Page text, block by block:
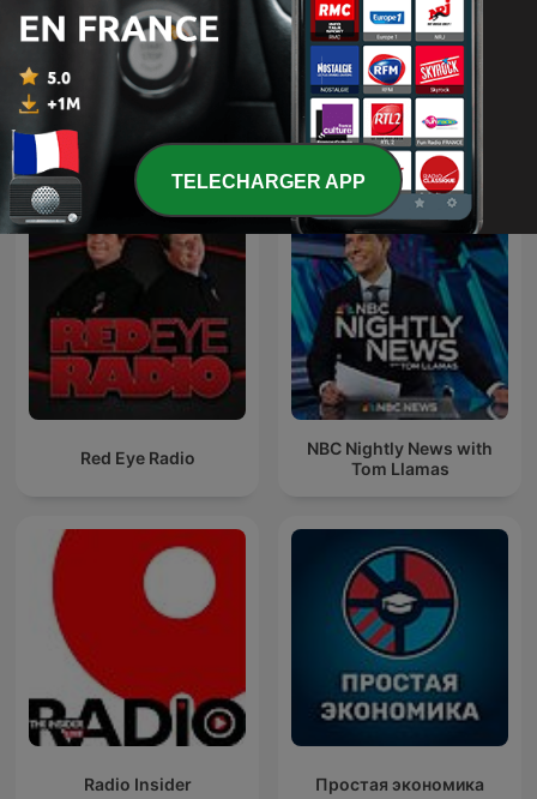
Tchernobyl - 1986-2026,
bombe à retardement
Express Biedrzyckiej
Podcasts internationaux Gouvernement
Red Eye Radio
NBC Nightly News with
Tom Llamas
Radio Insider Простая экономика
TELECHARGER APP